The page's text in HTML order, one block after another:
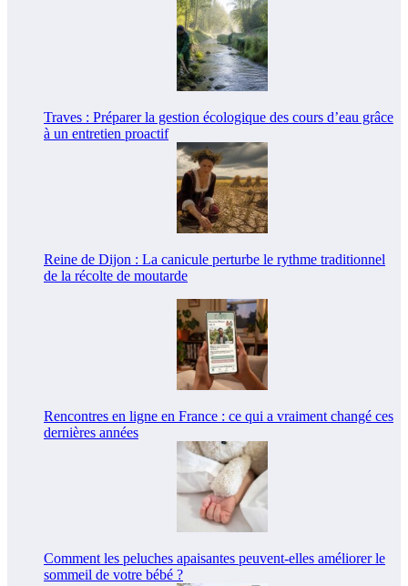
Traves : Préparer la gestion écologique des cours d’eau grâce
à un entretien proactif
Reine de Dijon : La canicule perturbe le rythme traditionnel
de la récolte de moutarde
Rencontres en ligne en France : ce qui a vraiment changé ces
dernières années
Comment les peluches apaisantes peuvent-elles améliorer le
sommeil de votre bébé ?